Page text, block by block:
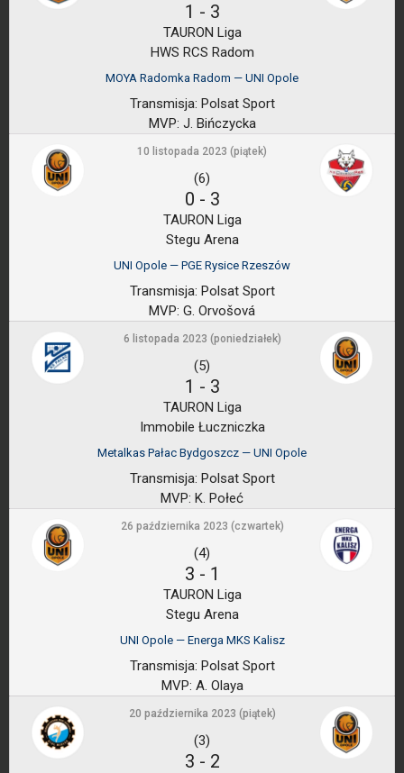
1 - 3
TAURON Liga
HWS RCS Radom
MOYA Radomka Radom — UNI Opole
Transmisja: Polsat Sport
MVP: J. Bińczycka
10 listopada 2023 (piątek)
(6)
0 - 3
TAURON Liga
Stegu Arena
UNI Opole — PGE Rysice Rzeszów
Transmisja: Polsat Sport
MVP: G. Orvošová
6 listopada 2023 (poniedziałek)
(5)
1 - 3
TAURON Liga
Immobile Łuczniczka
Metalkas Pałac Bydgoszcz — UNI Opole
Transmisja: Polsat Sport
MVP: K. Połeć
26 października 2023 (czwartek)
(4)
3 - 1
TAURON Liga
Stegu Arena
UNI Opole — Energa MKS Kalisz
Transmisja: Polsat Sport
MVP: A. Olaya
20 października 2023 (piątek)
(3)
3 - 2